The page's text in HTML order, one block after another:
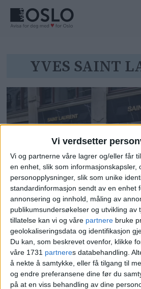
Vi verdsetter
Vi og partnerne våre lagrer og/eller får
en enhet, slik som informasjonskapsler,
personopplysninger, slik som unike
standardinformasjon sendt av en enhet
annonsering og innhold, måling av
publikumsundersøkelser og utvikling av
tillatelse kan vi og våre partnere bruke
geolokaliseringsdata og identifikasjon
Du kan, som beskrevet ovenfor, klikke
våre 1731 partneres databehandling.
å nekte å samtykke, eller få tilgang til
og endre preferansene dine før du
på at en viss behandling av dine
Tag:
yves
saint
laurent
YVES SAINT
Vanligvis ville
lukusbutikken ført til
en psykologs
«reddet» kvinnen